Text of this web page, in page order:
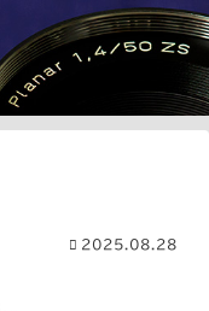
2025.08.28